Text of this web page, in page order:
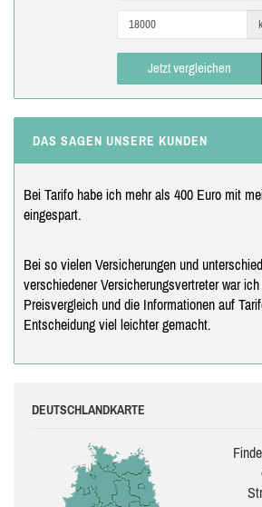
Jetzt vergleichen
DAS SAGEN UNSERE KUNDEN
Bei Tarifo habe ich mehr als 400 Euro mit
eingespart.
Bei so vielen Versicherungen und
verschiedener Versicherungsvertreter war
Preisvergleich und die Informationen auf
Entscheidung viel leichter gemacht.
DEUTSCHLANDKARTE